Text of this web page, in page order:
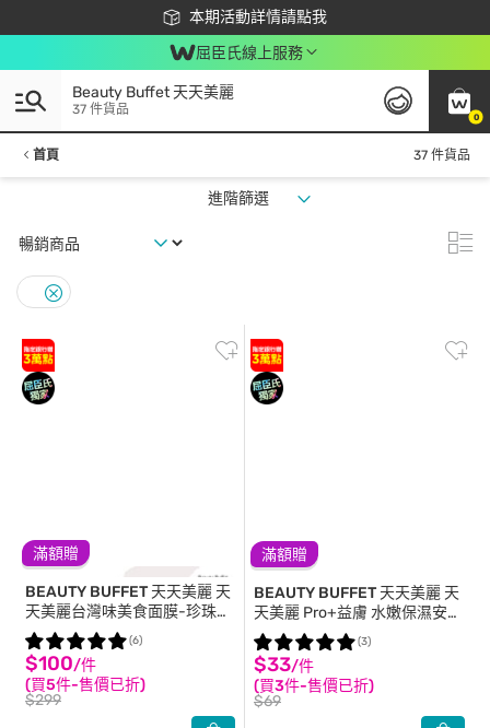
本期活動詳情請點我
下載app最高回饋$350
屈臣氏線上服務
0
Beauty Buffet 天天美麗
37 件貨品
首頁 37 件貨品
進階篩選
滿額贈
BEAUTY BUFFET 天天美麗 天
天美麗台灣味美食面膜-珍珠奶
茶 5入
$100/件
(買5件-售價已折)
$299
(6)
滿額贈
BEAUTY BUFFET 天天美麗 天
天美麗 Pro+益膚 水嫩保濕安瓶
面膜(單片)
$33/件
(買3件-售價已折)
$69
(3)